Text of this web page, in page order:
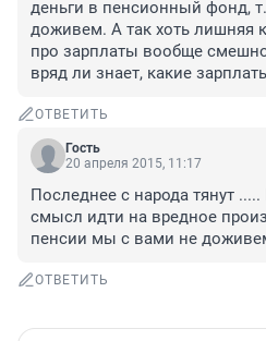
деньги в пенсионный фонд,
доживем. А так хоть лишняя
про зарплаты вообще
вряд ли знает, какие
ОТВЕТИТЬ
Гость
20 апреля 2015, 11:17
Последнее с народа тянут
смысл идти на вредное
пенсии мы с вами не
ОТВЕТИТЬ